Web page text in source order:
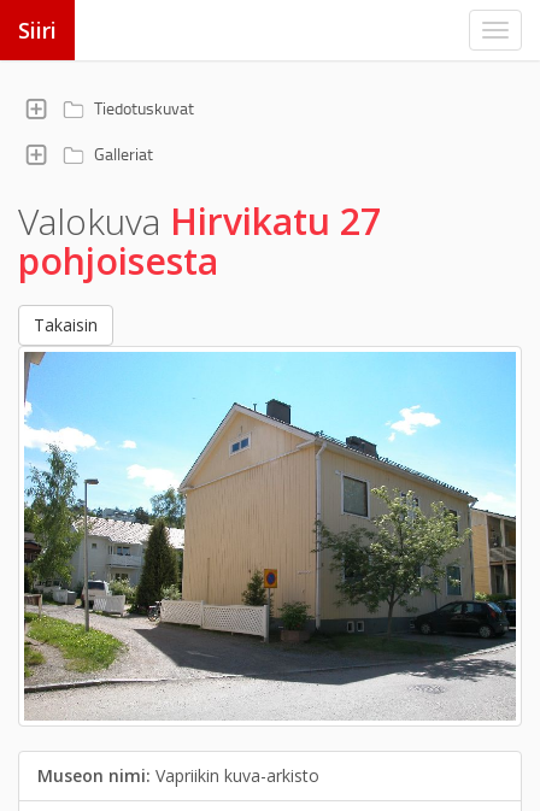
Siiri
Tiedotuskuvat
Galleriat
Valokuva Hirvikatu 27
pohjoisesta
Takaisin
Museon nimi: Vapriikin kuva-arkisto